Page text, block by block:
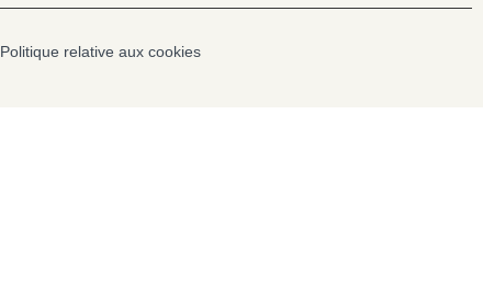
Politique relative aux cookies